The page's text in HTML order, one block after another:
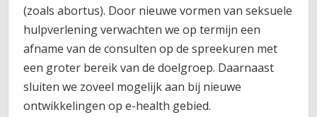
(zoals abortus). Door nieuwe vormen van seksuele
hulpverlening verwachten we op termijn een
afname van de consulten op de spreekuren met
een groter bereik van de doelgroep. Daarnaast
sluiten we zoveel mogelijk aan bij nieuwe
ontwikkelingen op e-health gebied.